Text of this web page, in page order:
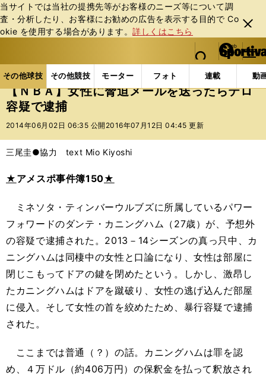
当サイトでは当社の提携先等がお客様のニーズ等について調
査・分析したり、お客様にお勧めの広告を表⽰する⽬的で Co
okie を使⽤する場合があります。詳しくはこちら
閉じ
る
web Sportiva (webスポルティーバ)
検索
マイペ
ー
ジ
メニュ
その他球技 その他競技 モーター フォト 連載 動
ス
ポ
ル
バ
その他球技の記事一覧 バスケットボール NBA
【ＮＢＡ】女性に脅迫メールを送ったらテロ
容疑で逮捕
2014年06月02日 06:35 公開 2016年07月12日 04:45 更新
三尾圭●協力 text Mio Kiyoshi
★ アメスポ事件簿150★
ミネソタ・ティンバーウルブズに所属しているパワー
フォワードのダンテ・カニングハム（27歳）が、予想外
の容疑で逮捕された。2013－14シーズンの真っ只中、カ
ニングハムは同棲中の女性と口論になり、女性は部屋に
閉じこもってドアの鍵を閉めたという。しかし、激昂し
たカニングハムはドアを蹴破り、女性の逃げ込んだ部屋
に侵入。そして女性の首を絞めたため、暴行容疑で逮捕
された。
ここまでは普通（？）の話。カニングハムは罪を認
め、４万ドル（約406万円）の保釈金を払って釈放され